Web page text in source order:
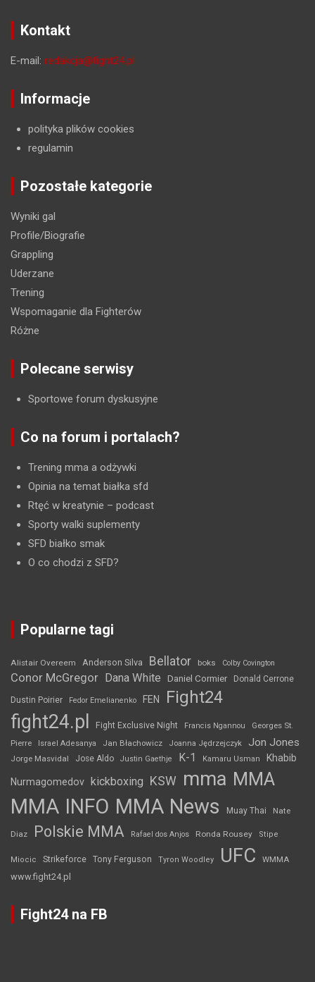
Kontakt
E-mail: redakcja@fight24.pl
Informacje
polityka plików cookies
regulamin
Pozostałe kategorie
Wyniki gal
Profile/Biografie
Grappling
Uderzane
Trening
Wspomaganie dla Fighterów
Różne
Polecane serwisy
Sportowe forum dyskusyjne
Co na forum i portalach?
Trening mma a odżywki
Opinia na temat białka sfd
Rtęć w kreatynie – podcast
Sporty walki suplementy
SFD białko smak
O co chodzi z SFD?
Popularne tagi
Alistair Overeem Anderson Silva Bellator boks Colby Covington
Conor McGregor Dana White Daniel Cormier Donald Cerrone
Dustin Poirier Fedor Emelianenko FEN Fight24
fight24.pl Fight Exclusive Night Francis Ngannou
Georges St.
Pierre
Israel Adesanya Jan Błachowicz Joanna Jędrzejczyk Jon Jones
Jorge Masvidal Jose Aldo Justin Gaethje K-1 Kamaru Usman Khabib
Nurmagomedov kickboxing KSW mma MMA
MMA INFO MMA News Muay Thai Nate
Diaz Polskie MMA Rafael dos Anjos Ronda Rousey Stipe
Miocic Strikeforce Tony Ferguson Tyron Woodley UFC WMMA
www.fight24.pl
Fight24 na FB